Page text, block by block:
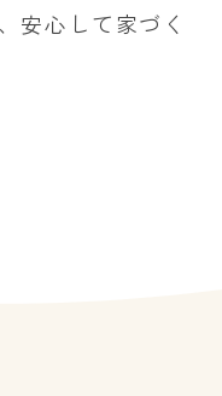
安心して家づく